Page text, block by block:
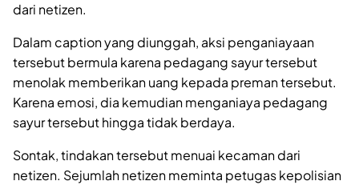
dari netizen.
Dalam caption yang diunggah, aksi penganiayaan
tersebut bermula karena pedagang sayur tersebut
menolak memberikan uang kepada preman tersebut.
Karena emosi, dia kemudian menganiaya pedagang
sayur tersebut hingga tidak berdaya.
Sontak, tindakan tersebut menuai kecaman dari
netizen. Sejumlah netizen meminta petugas kepolisian